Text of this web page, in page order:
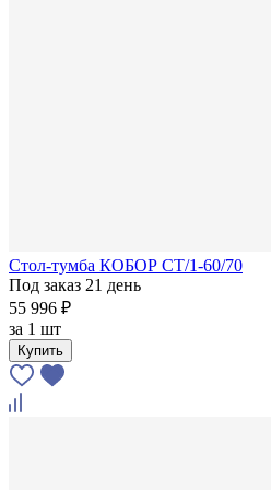
Стол-тумба КОБОР СТ/1-60/70
Под заказ 21 день
55 996 ₽
за 1 шт
Купить